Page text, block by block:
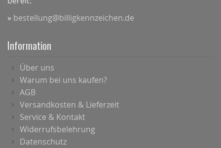
» bestellung@billigkennzeichen.de
Information
Über uns
Warum bei uns kaufen?
AGB
Versandkosten & Lieferzeit
Service & Kontakt
Widerrufsbelehrung
Datenschutz